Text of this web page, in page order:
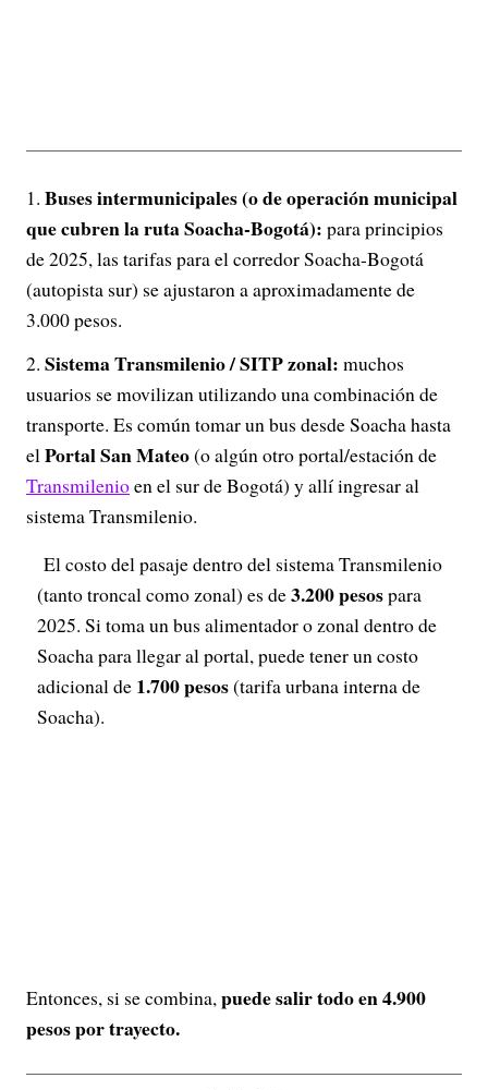
Buses intermunicipales (o de operación municipal
que cubren la ruta Soacha-Bogotá): para principios
de 2025, las tarifas para el corredor Soacha-Bogotá
(autopista sur) se ajustaron a aproximadamente de
3.000 pesos.
Sistema Transmilenio / SITP zonal: muchos
usuarios se movilizan utilizando una combinación de
transporte. Es común tomar un bus desde Soacha hasta
elPortal San Mateo(o algún otro portal/estación de
Transmilenioen el sur de Bogotá) y allí ingresar al
sistema Transmilenio.
El costo del pasaje dentro del sistema Transmilenio
(tanto troncal como zonal) es de3.200 pesospara
2025. Si toma un bus alimentador o zonal dentro de
Soacha para llegar al portal, puede tener un costo
adicional de 1.700 pesos(tarifa urbana interna de
Soacha).
Entonces, si se combina,puede salir todo en 4.900
pesos por trayecto.